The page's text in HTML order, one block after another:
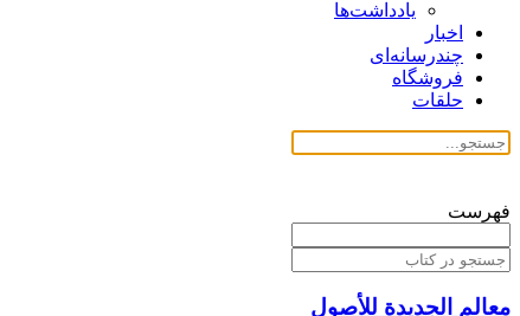
یادداشت‌ها
اخبار
چندرسانه‌ای
فروشگاه
حلقات
فهرست
معالم الجدیدة للأصول